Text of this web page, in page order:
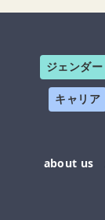
ジェンダー
キャリア
about us